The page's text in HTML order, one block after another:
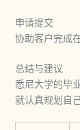
申请提交
协助客户完成
总结与建议
悉尼大学的毕
就认真规划自